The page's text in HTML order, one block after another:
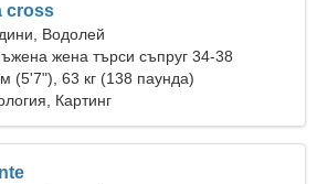
cross
Водолей
жена търси съпруг 34-38
(5'7"), 63 кг (138 паунда)
Картинг